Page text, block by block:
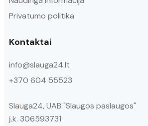
Privatumo politika
Kontaktai
info@slauga24.lt
+370 604 55523
Slauga24, UAB "Slaugos paslaugos"
į.k. 306593731